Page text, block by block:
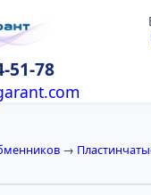
51-78
→